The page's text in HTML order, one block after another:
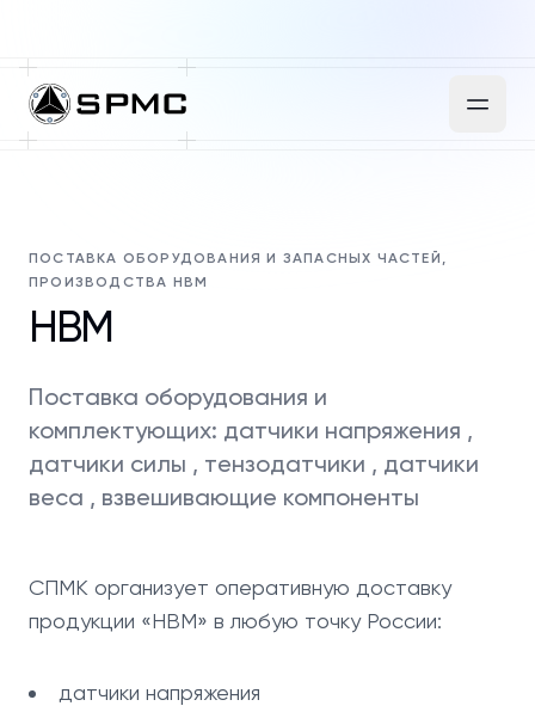
ПОСТАВКА ОБОРУДОВАНИЯ И ЗАПАСНЫХ ЧАСТЕЙ,
ПРОИЗВОДСТВА HBM
HBM
Поставка оборудования и
комплектующих: датчики напряжения ,
датчики силы , тензодатчики , датчики
веса , взвешивающие компоненты
СПМК организует оперативную доставку
продукции «HBM» в любую точку России:
датчики напряжения